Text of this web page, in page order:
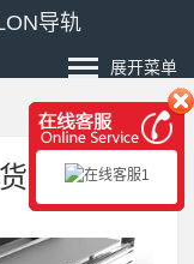
导轨
展开菜单
期